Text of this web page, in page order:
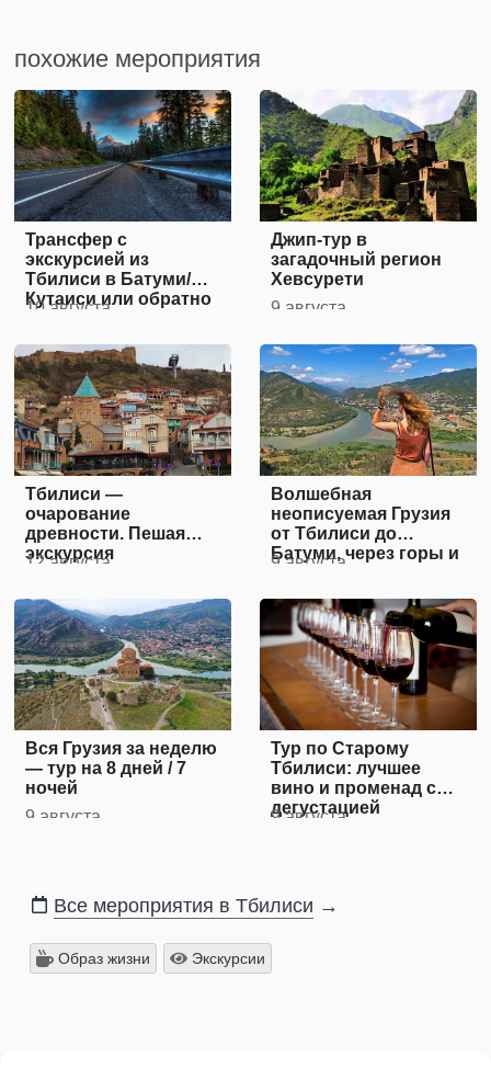
похожие мероприятия
Трансфер с
экскурсией из
Тбилиси в Батуми/
Кутаиси или обратно
10 августа
Джип-тур в
загадочный регион
Хевсурети
9 августа
Тбилиси —
очарование
древности. Пешая
экскурсия
12 августа
Волшебная
неописуемая Грузия
от Тбилиси до
Батуми, через горы и
9 августа
Вся Грузия за неделю
— тур на 8 дней / 7
ночей
9 августа
Тур по Старому
Тбилиси: лучшее
вино и променад с
дегустацией
9 августа
Все мероприятия в Тбилиси →
Образ жизни Экскурсии